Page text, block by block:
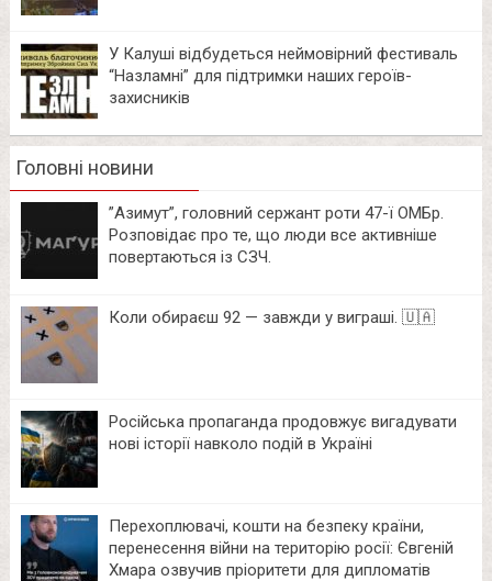
У Калуші відбудеться неймовірний фестиваль
“Назламні” для підтримки наших героїв-
захисників
Головні новини
⁨”Азимут”, головний сержант роти 47-ї ОМБр.
Розповідає про те, що люди все активніше
повертаються із СЗЧ.
Коли обираєш 92 — завжди у виграші. 🇺🇦
Російська пропаганда продовжує вигадувати
нові історії навколо подій в Україні
Перехоплювачі, кошти на безпеку країни,
перенесення війни на територію росії: Євгеній
Хмара озвучив пріоритети для дипломатів